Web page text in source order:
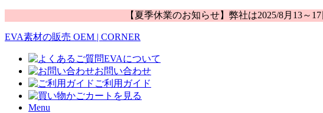
【夏季休業のお知らせ】弊社は2025/8月13～
EVA素材の販売 OEM | CORNER
EVAについて
お問い合わせ
ご利用ガイド
カートを見る
Menu